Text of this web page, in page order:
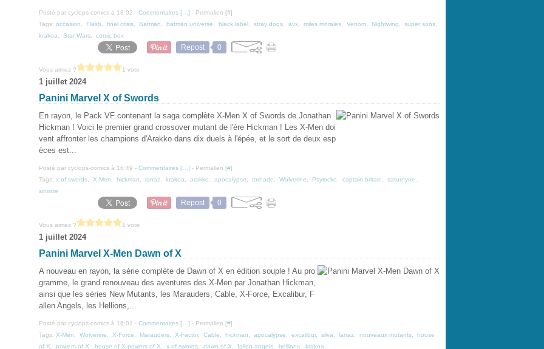
Posté par cyclops-comics à 18:02 - Commentaires [ ] - Permalien [#]
Tags: occasion Flash final crisis Batman batman universe black label stray dogs avx miles morales Venom Nightwing super sons
krakoa
Star Wars comic box
Repost 0
Vous aimez ? 1 vote
1 juillet 2024
Panini Marvel X of Swords
En rayon, le Pack VF contenant la saga complète X-Men X of Swords de Jonathan
Hickman ! Voici le premier grand crossover mutant de l'ère Hickman ! Les X-Men doi
vent affronter les champions d'Arakko dans dix duels à l'épée, et le sort de deux esp
èces est...
Posté par cyclops-comics à 16:49 - Commentaires [ ] - Permalien [#]
Tags: x of swords X-Men hickman larraz krakoa arakko apocalypse tornade Wolverine Psylocke captain britain saturnyne
sinistre
Repost 0
Vous aimez ? 1 vote
1 juillet 2024
Panini Marvel X-Men Dawn of X
A nouveau en rayon, la série complète de Dawn of X en édition souple ! Au pro
gramme, le grand renouveau des aventures des X-Men par Jonathan Hickman,
ainsi que les séries New Mutants, les Marauders, Cable, X-Force, Excalibur, F
allen Angels, les Hellions,...
Posté par cyclops-comics à 16:01 - Commentaires [ ] - Permalien [#]
Tags: X-Men Wolverine X-Force Marauders X-Factor, Cable hickman apocalypse excalibur, silva larraz nouveaux mutants
house
of X
powers of X house of X powers of X x of swords dawn of X fallen angels hellions krakoa